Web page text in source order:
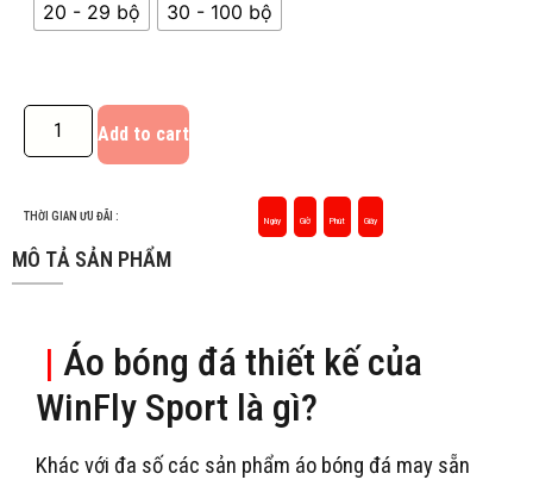
20 - 29 bộ
30 - 100 bộ
Add to cart
THỜI GIAN ƯU ĐÃI : Ngày Giờ Phút Giây
MÔ TẢ SẢN PHẨM
| Áo bóng đá thiết kế của
WinFly Sport là gì?
Khác với đa số các sản phẩm áo bóng đá may sẵn